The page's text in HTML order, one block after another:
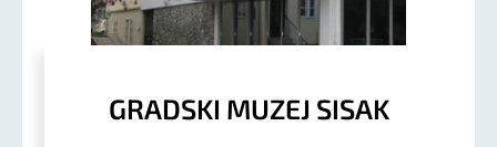
GRADSKI MUZEJ SISAK